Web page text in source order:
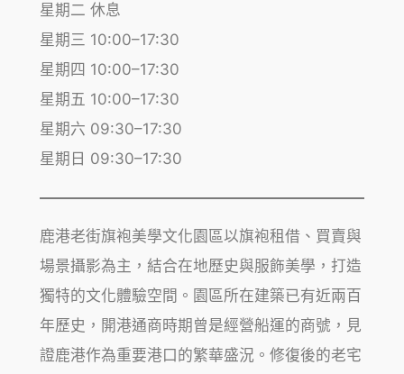
星期二 休息
星期三 10:00–17:30
星期四 10:00–17:30
星期五 10:00–17:30
星期六 09:30–17:30
星期日 09:30–17:30
鹿港老街旗袍美學文化園區以旗袍租借、買賣與
場景攝影為主，結合在地歷史與服飾美學，打造
獨特的文化體驗空間。園區所在建築已有近兩百
年歷史，開港通商時期曾是經營船運的商號，見
證鹿港作為重要港口的繁華盛況。修復後的老宅